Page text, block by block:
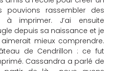
pouvions rassembler des
imprimer. J’ai ensuite
depuis sa naissance et je
mieux comprendre.
de Cendrillon : ce fut
Cassandra a parlé de